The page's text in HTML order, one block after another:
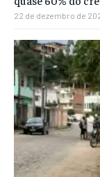
22 de dezembro de